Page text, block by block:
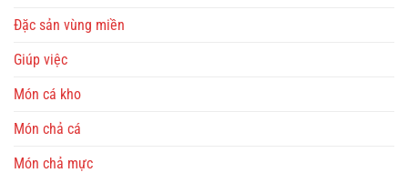
Đặc sản vùng miền
Giúp việc
Món cá kho
Món chả cá
Món chả mực